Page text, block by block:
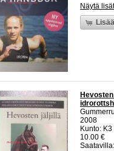
Näytä
2008
Kunto:
10.00 €